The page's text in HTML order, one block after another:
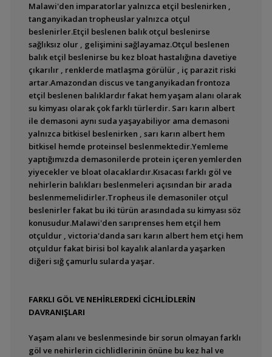
Malawi'den imparatorlar yalnızca etçil beslenirken ,
tanganyikadan tropheuslar yalnızca otçul
beslenirler.Etçil beslenen balık otçul beslenirse
sağlıksız olur , gelişimini sağlayamaz.Otçul beslenen
balık etçil beslenirse bu kez bloat hastalığına davetiye
çıkarılır , renklerde matlaşma görülür , iç parazit riski
artar.Amazondan discus ve tanganyikadan frontoza
etçil beslenen balıklardır fakat hem yaşam alanı olarak
su kimyası olarak çok farklı türlerdir. Sarı karın albert
ile demasoni aynı suda yaşayabiliyor ama demasoni
yalnızca bitkisel beslenirken , sarı karın albert hem
bitkisel hemde proteinsel beslenmektedir.Yemleme
yaptığımızda demasonilerde protein içeren yemlerden
yiyecekler ve bloat olacaklardır.Kısacası farklı göl ve
nehirlerin balıkları beslenmeleri açısından bir arada
beslenmemelidirler.Tropheus ile demasoniler otçul
beslenirler fakat bu iki türün arasındada su kimyası söz
konusudur.Malawi'den sarıprenses hem etçil hem
otçuldur , victoria'danda sarı karın albert hem etçi hem
otçuldur fakat birisi bol kayalık alanlarda yaşarken
diğeri sığ çamurlu sularda yaşar.
FARKLI GÖL VE NEHİRLERDEKİ CİCHLİDLERİN
DAVRANIŞLARI
Yaşam alanı ve beslenmesinde bir sorun olmayan farklı
göl ve nehirlerin cichlidlerinin önüne bu kez hal ve